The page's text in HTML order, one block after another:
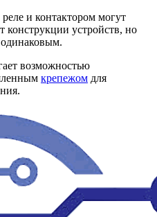
и контактором могут
конструкции устройств, но
возможностью
крепежом для